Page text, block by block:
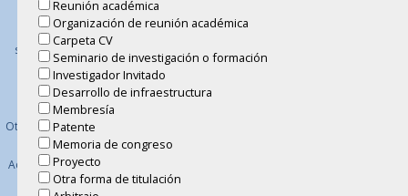
Reunión académica
Organización de reunión académica
Carpeta CV
Seminario de investigación o formación
Investigador Invitado
Desarrollo de infraestructura
Membresía
Patente
Memoria de congreso
Proyecto
Otra forma de titulación
Aviso de
privacidad
simplificado
Aviso de
privacidad
integral
Otros avisos de
privacidad
Acerca de este
sitio
Universidad NacionalAutónoma
Área de la Investigación
Científica
Circuito exterior,
Ciudad Universitaria, 04510,